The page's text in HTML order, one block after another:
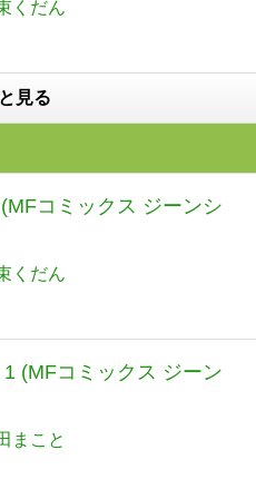
くだん
見る
コミックス ジーンシ
くだん
(MFコミックス ジーン
まこと